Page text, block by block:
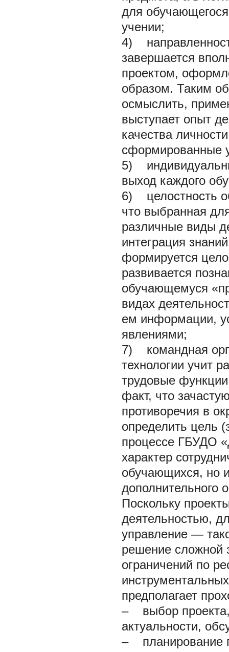
для
учении;
4)
завершается
проектом,
образом. Таким
осмыслить,
выступает опыт
качества
сформированные
5)
выход каждого
6) целостность
что выбранная
различные виды
интеграция
формируется
развивается
обучающемуся
видах
ем информации,
явлениями;
7) командная
технологии учит
трудовые функции
факт, что
противоречия в
определить цель
процессе ГБУДО
характер
обучающихся, но
дополнительного
Поскольку
деятельностью,
управление —
решение сложной
ограничений по
предполагает
– выбор проекта,
актуальности,
– планирование